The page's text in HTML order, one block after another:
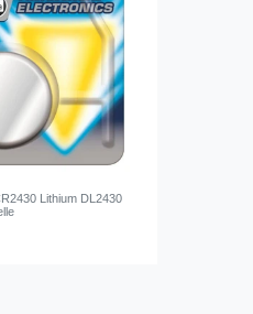
Lithium DL2430